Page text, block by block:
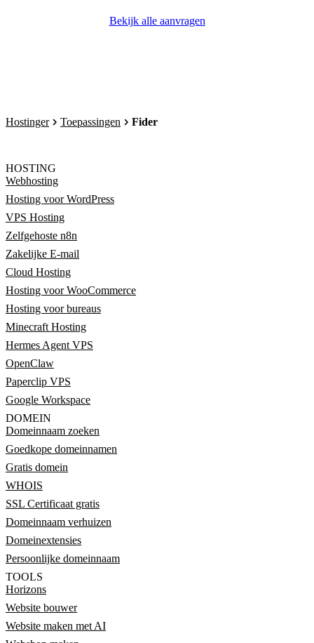
Bekijk alle aanvragen
Hostinger Toepassingen Fider
HOSTING
Webhosting
Hosting voor WordPress
VPS Hosting
Zelfgehoste n8n
Zakelijke E-mail
Cloud Hosting
Hosting voor WooCommerce
Hosting voor bureaus
Minecraft Hosting
Hermes Agent VPS
OpenClaw
Paperclip VPS
Google Workspace
DOMEIN
Domeinnaam zoeken
Goedkope domeinnamen
Gratis domein
WHOIS
SSL Certificaat gratis
Domeinnaam verhuizen
Domeinextensies
Persoonlijke domeinnaam
TOOLS
Horizons
Website bouwer
Website maken met AI